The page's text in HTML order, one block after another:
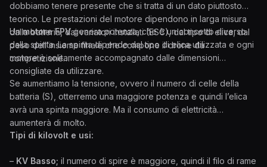
dobbiamo tenere presente che si tratta di un dato piuttosto
teorico. Le prestazioni del motore dipendono in larga misura
dalla batteria, dai variatori installati (ESC), dal tipo di elica, dal
peso dell’insieme finale che compone il drone da
competizione…
Unmotore FPVgenera potenza, che è un concetto diverso
dalla spinta. La spinta dipende dal tipo di elica utilizzata e ogni
motore è solitamente accompagnato dalle dimensioni
consigliate da utilizzare.
Se aumentiamo la tensione, ovvero il numero di celle della
batteria (S), otterremo una maggiore potenza e quindi l’elica
avrà una spinta maggiore. Ma il consumo di elettricità
aumenterà di molto.
Tipi di kilovolt e usi:
– KV Basso; il numero di spire è maggiore, quindi il filo di rame